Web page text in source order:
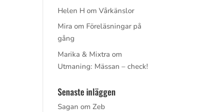
Helen H omVårkänslor
Mira om Föreläsningar på
gång
Marika & Mixtra om
Utmaning: Mässan – check!
Senaste inläggen
Sagan om Zeb